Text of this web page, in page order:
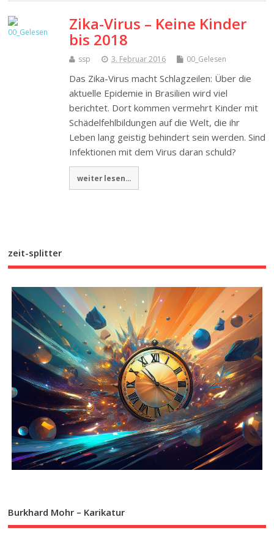
Zika-Virus – Keine Kinder
bis 2018
ssp 3. Februar 2016 00_Gelesen
Das Zika-Virus macht Schlagzeilen: Über die
aktuelle Epidemie in Brasilien wird viel
berichtet. Dort kommen vermehrt Kinder mit
Schädelfehlbildungen auf die Welt, die ihr
Leben lang geistig behindert sein werden. Sind
Infektionen mit dem Virus daran schuld?
weiter lesen...
zeit-splitter
Burkhard Mohr – Karikatur